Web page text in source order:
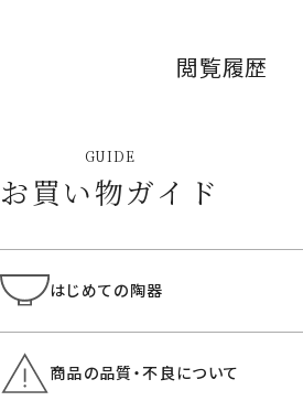
閲覧履歴
GUIDE
お買い物ガイド
はじめての陶器
商品の品質・不良について